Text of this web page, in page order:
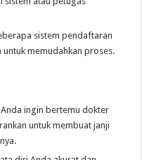
sistem pendaftaran
memudahkan proses.
ingin bertemu dokter
untuk membuat janji